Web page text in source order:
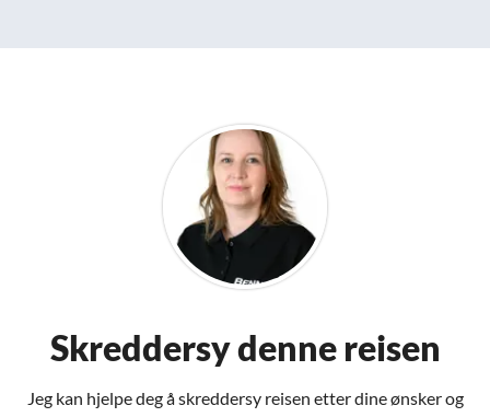
Skreddersy denne reisen
Jeg kan hjelpe deg å skreddersy reisen etter dine ønsker og